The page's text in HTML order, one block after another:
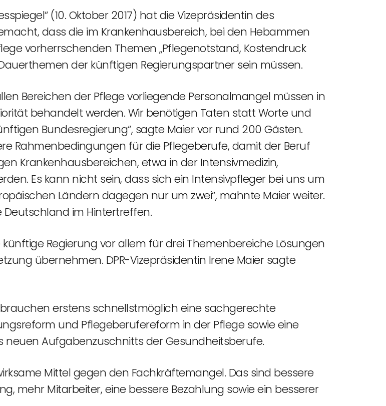
(10. Oktober 2017) hat die Vizepräsidentin des
dass die im Krankenhausbereich, bei den Hebammen
vorherrschenden Themen „Pflegenotstand, Kostendruck
der künftigen Regierungspartner sein müssen.
Bereichen der Pflege vorliegende Personalmangel müssen in
behandelt werden. Wir benötigen Taten statt Worte und
Bundesregierung“, sagte Maier vor rund 200 Gästen.
Rahmenbedingungen für die Pflegeberufe, damit der Beruf
Krankenhausbereichen, etwa in der Intensivmedizin,
Es kann nicht sein, dass sich ein Intensivpfleger bei uns um
Ländern dagegen nur um zwei“, mahnte Maier weiter.
im Hintertreffen.
Regierung vor allem für drei Themenbereiche Lösungen
übernehmen. DPR-Vizepräsidentin Irene Maier sagte
erstens schnellstmöglich eine sachgerechte
und Pflegeberufereform in der Pflege sowie eine
neuen Aufgabenzuschnitts der Gesundheitsberufe.
Mittel gegen den Fachkräftemangel. Das sind bessere
mehr Mitarbeiter, eine bessere Bezahlung sowie ein besserer